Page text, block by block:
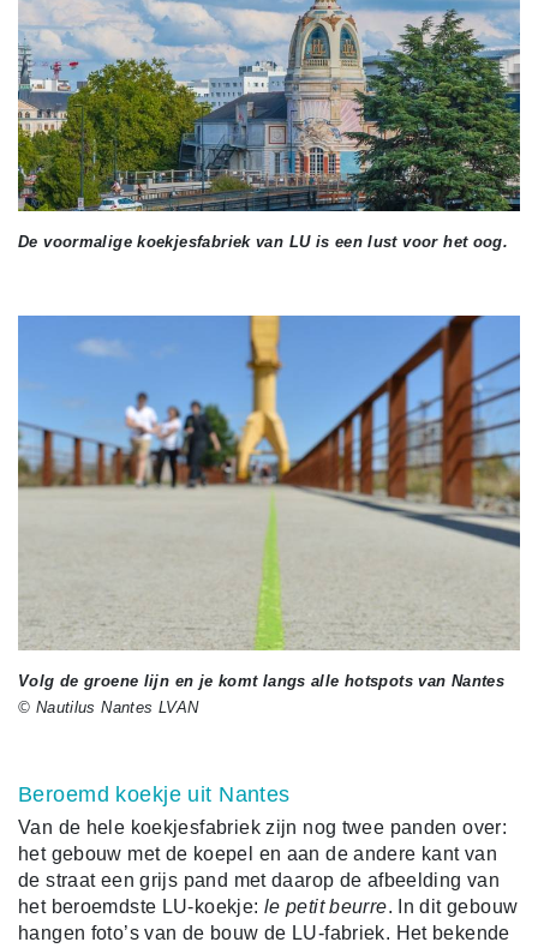
De voormalige koekjesfabriek van LU is een lust voor het oog.
Volg de groene lijn en je komt langs alle hotspots van Nantes
© Nautilus Nantes LVAN
Beroemd koekje uit Nantes
Van de hele koekjesfabriek zijn nog twee panden over:
het gebouw met de koepel en aan de andere kant van
de straat een grijs pand met daarop de afbeelding van
het beroemdste LU-koekje: le petit beurre. In dit gebouw
hangen foto’s van de bouw de LU-fabriek. Het bekende